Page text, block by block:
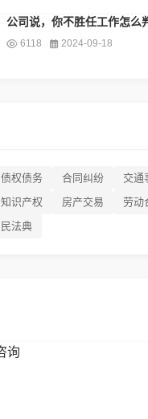
公司说，你不胜任工作怎么
6118 2024-09-18
债权债务 合同纠纷
交通
知识产权 房产交易
劳动
民法典